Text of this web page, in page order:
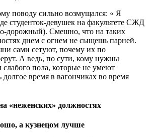
поводу сильно возмущался: « Я
студенток-девушек на факультете СЖД
дорожный). Смешно, что на таких
днем с огнем не сыщешь парней.
сами сетуют, почему их по
А ведь, по сути, кому нужны
слабого пола, которые не умеют
время в вагончиках во время
«неженских» должностях
а кузнецом лучше